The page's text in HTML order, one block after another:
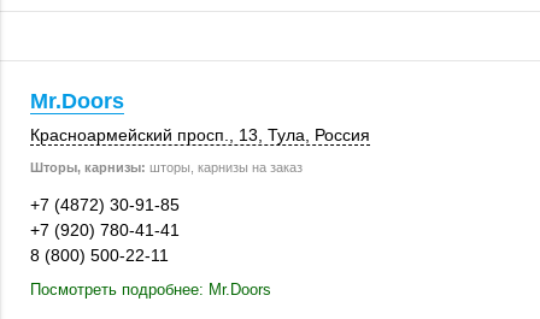
Mr.Doors
Красноармейский просп., 13, Тула Россия
Шторы, карнизы: шторы, карнизы на заказ
+7 (4872) 30-91-85
+7 (920) 780-41-41
8 (800) 500-22-11
Посмотреть подробнее: Mr.Doors